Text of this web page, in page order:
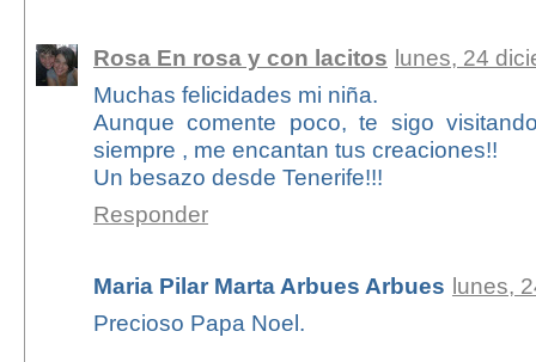
Rosa En rosa y con lacitos lunes, 24
Muchas felicidades mi niña.
Aunque comente poco, te sigo
siempre , me encantan tus creaciones!!
Un besazo desde Tenerife!!!
Responder
Maria Pilar Marta Arbues Arbues lunes,
Precioso Papa Noel.